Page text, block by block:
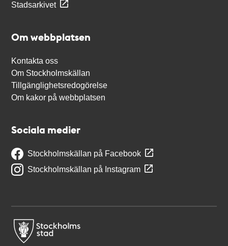
Stadsarkivet
Om webbplatsen
Kontakta oss
Om Stockholmskällan
Tillgänglighetsredogörelse
Om kakor på webbplatsen
Sociala medier
Stockholmskällan på Facebook
Stockholmskällan på Instagram